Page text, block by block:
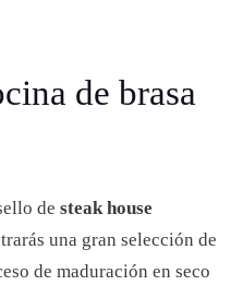
de brasa
de steak house
una gran selección de
de maduración en seco